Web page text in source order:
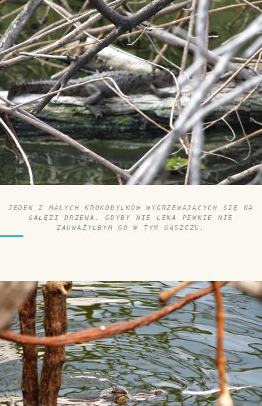
JEDEN Z MAŁYCH KROKODYLKÓW WYGRZEWAJĄCYCH SIĘ NA
GAŁĘZI DRZEWA. GDYBY NIE LENA PEWNIE NIE
ZAUWAŻYŁBYM GO W TYM GĄSZCZU.